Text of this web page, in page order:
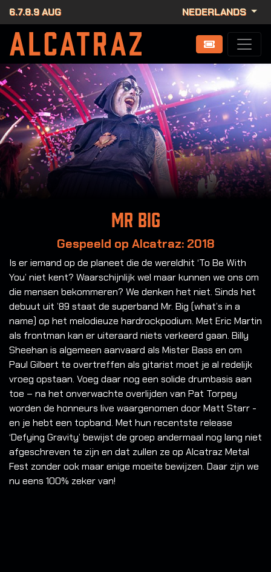
6.7.8.9 AUG NEDERLANDS
Mr Big
Gespeeld op Alcatraz: 2018
Is er iemand op de planeet die de wereldhit ‘To Be With
You’ niet kent? Waarschijnlijk wel maar kunnen we ons om
die mensen bekommeren? We denken het niet. Sinds het
debuut uit ’89 staat de superband Mr. Big (what’s in a
name) op het melodieuze hardrockpodium. Met Eric Martin
als frontman kan er uiteraard niets verkeerd gaan. Billy
Sheehan is algemeen aanvaard als Mister Bass en om
Paul Gilbert te overtreffen als gitarist moet je al redelijk
vroeg opstaan. Voeg daar nog een solide drumbasis aan
toe – na het onverwachte overlijden van Pat Torpey
worden de honneurs live waargenomen door Matt Starr -
en je hebt een topband. Met hun recentste release
‘Defying Gravity’ bewijst de groep andermaal nog lang niet
afgeschreven te zijn en dat zullen ze op Alcatraz Metal
Fest zonder ook maar enige moeite bewijzen. Daar zijn we
nu eens 100% zeker van!